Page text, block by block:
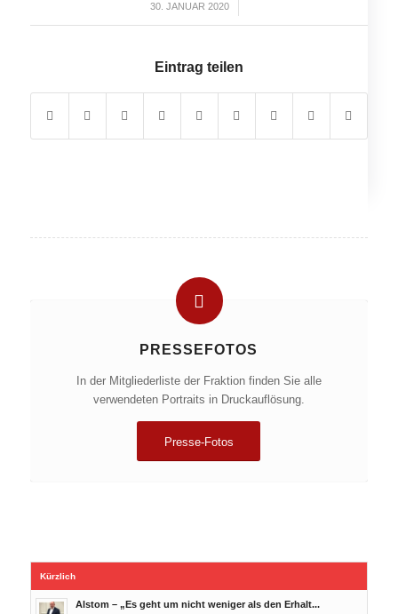
30. JANUAR 2020
/
Eintrag teilen
PRESSEFOTOS
In der Mitgliederliste der Fraktion finden Sie alle
verwendeten Portraits in Druckauflösung.
Presse-Fotos
Kürzlich
Alstom – „Es geht um nicht weniger als den Erhalt...